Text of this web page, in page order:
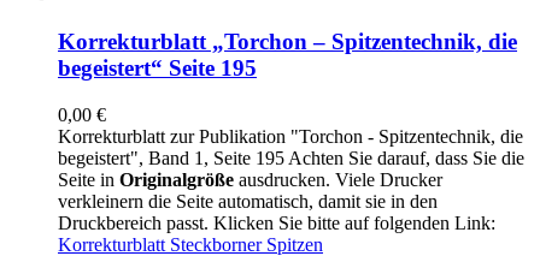
Korrekturblatt „Torchon – Spitzentechnik, die
begeistert“ Seite 195
0,00 €
Korrekturblatt zur Publikation "Torchon - Spitzentechnik, die
begeistert", Band 1, Seite 195 Achten Sie darauf, dass Sie die
Seite in Originalgröße ausdrucken. Viele Drucker
verkleinern die Seite automatisch, damit sie in den
Druckbereich passt. Klicken Sie bitte auf folgenden Link:
Korrekturblatt Steckborner Spitzen